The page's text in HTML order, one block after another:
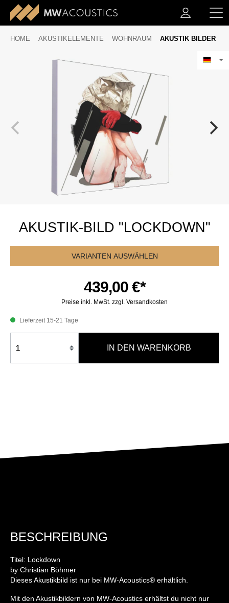
HOME AKUSTIKELEMENTE WOHNRAUM AKUSTIK BILDER
AKUSTIK-BILD "LOCKDOWN"
VARIANTEN AUSWÄHLEN
439,00 €*
Preise inkl. MwSt. zzgl. Versandkosten
Lieferzeit 15-21 Tage
IN DEN WARENKORB
BESCHREIBUNG
Titel: Lockdown
by Christian Böhmer
Dieses Akustikbild ist nur bei MW-Acoustics® erhältlich.
Mit den Akustikbildern von MW-Acoustics erhältst du nicht nur